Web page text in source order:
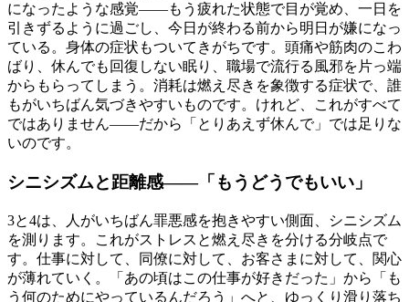
になったような感覚――もう疲れた状態で目が覚め、一日を
引きずるように過ごし、今日が終わる前から明日が嫌になっ
ている。身体の症状もついてきがちです。頭痛や筋肉のこわ
ばり、休んでも回復しない眠り、職場で流行る風邪を片っ端
からもらってしまう。消耗は燃え尽きを象徴する症状で、誰
もがいちばん気づきやすいものです。けれど、これがすべて
ではありません――だから「とりあえず休んで」では足りな
いのです。
シニシズムと距離感——「もうどうでもいい」
3と4は、人がいちばん罪悪感を抱きやすい側面、シニシズム
を測ります。これがストレスと燃え尽きを分ける分岐点で
す。仕事に対して、同僚に対して、お客さまに対して、関心
が薄れていく。「あの頃はこの仕事が好きだった」から「も
う何のためにやっているんだろう」へと、ゆっくり滑り落ち